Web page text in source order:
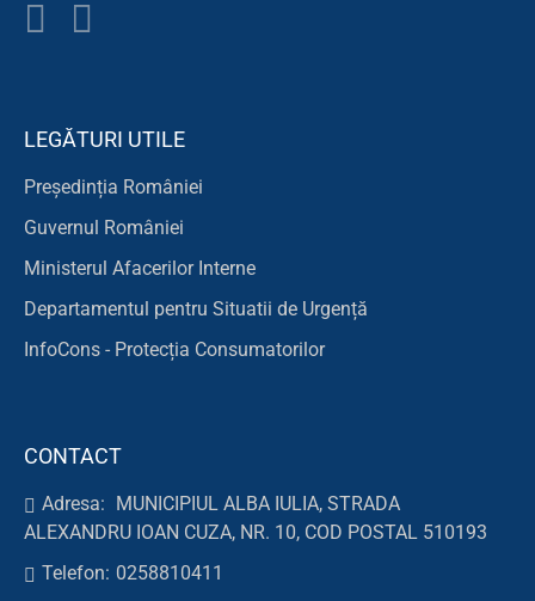
LEGĂTURI UTILE
Președinția României
Guvernul României
Ministerul Afacerilor Interne
Departamentul pentru Situatii de Urgență
InfoCons - Protecția Consumatorilor
CONTACT
Adresa:
MUNICIPIUL ALBA IULIA, STRADA
ALEXANDRU IOAN CUZA, NR. 10, COD POSTAL 510193
Telefon: 0258810411